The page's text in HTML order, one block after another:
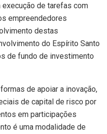
de tarefas com
empreendedores
destas
do Espírito Santo
de fundo de investimento
de apoiar a inovação,
de capital de risco por
em participações
é uma modalidade de